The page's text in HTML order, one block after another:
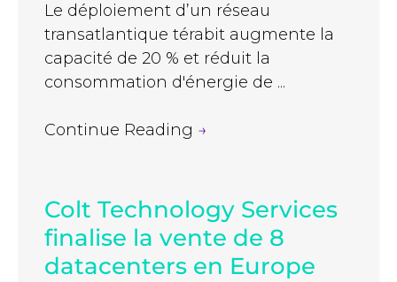
Le déploiement d’un réseau
transatlantique térabit augmente la
capacité de 20 % et réduit la
consommation d'énergie de ...
Continue Reading →
Colt Technology Services
finalise la vente de 8
datacenters en Europe